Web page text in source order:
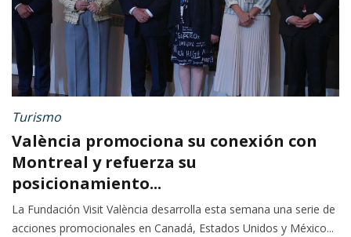
Turismo
València promociona su conexión con
Montreal y refuerza su
posicionamiento...
La Fundación Visit València desarrolla esta semana una serie de
acciones promocionales en Canadá, Estados Unidos y México...